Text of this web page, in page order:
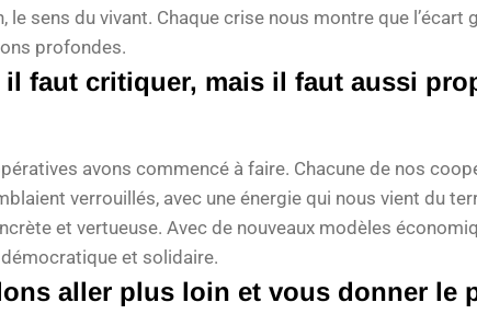
le sens du vivant. Chaque crise nous montre que
profondes.
faut critiquer, mais il faut aussi
avons commencé à faire. Chacune de nos
verrouillés, avec une énergie qui nous vient du
et vertueuse. Avec de nouveaux modèles
et solidaire.
aller plus loin et vous donner le